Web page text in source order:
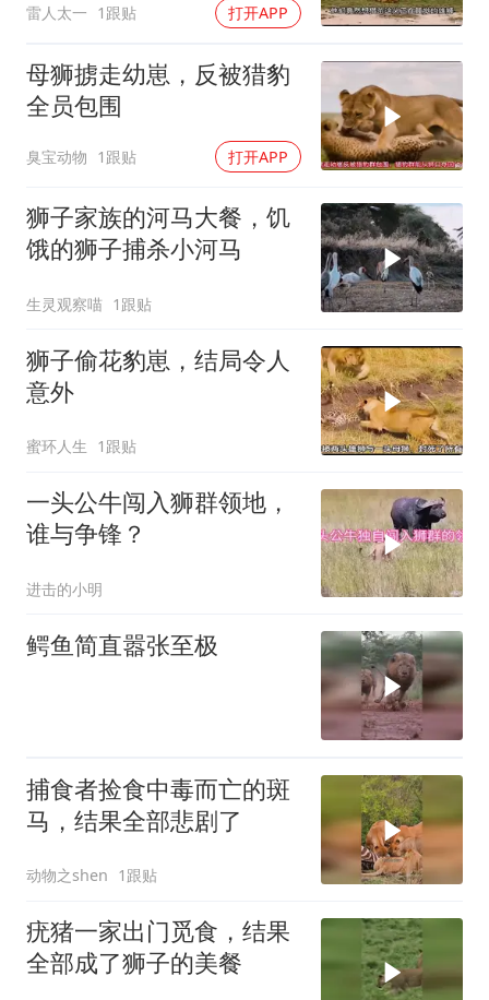
雷人太一 1跟贴 打开APP
母狮掳走幼崽，反被猎豹
全员包围
臭宝动物 1跟贴 打开APP
狮子家族的河马大餐，饥
饿的狮子捕杀小河马
生灵观察喵 1跟贴
狮子偷花豹崽，结局令人
意外
蜜环人生 1跟贴
一头公牛闯入狮群领地，
谁与争锋？
进击的小明
鳄鱼简直嚣张至极
捕食者捡食中毒而亡的斑
马，结果全部悲剧了
动物之shen 1跟贴
疣猪一家出门觅食，结果
全部成了狮子的美餐